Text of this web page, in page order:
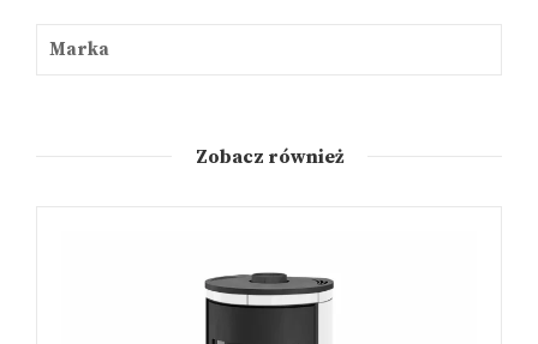
Marka
Zobacz również